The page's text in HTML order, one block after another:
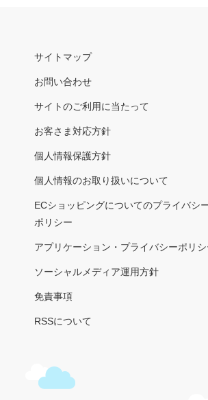
サイトマップ
お問い合わせ
サイトのご利用に当たって
お客さま対応方針
個人情報保護方針
個人情報のお取り扱いについて
ECショッピングについてのプライバシ
ポリシー
アプリケーション・プライバシーポリ
ソーシャルメディア運用方針
免責事項
RSSについて